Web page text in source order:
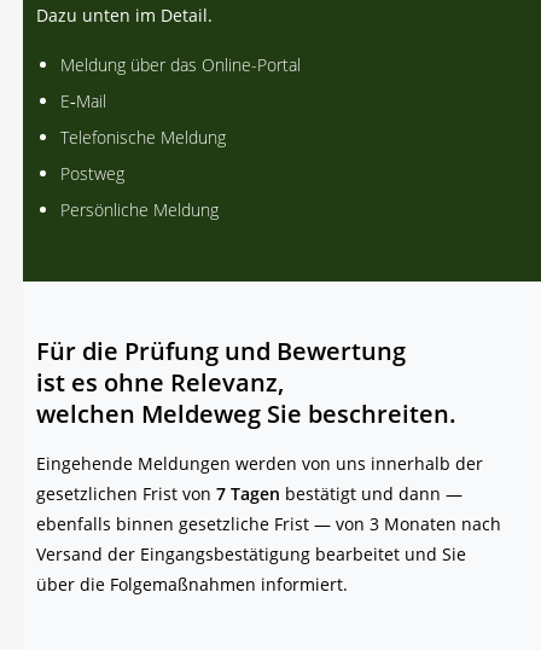
Dazu unten im Detail.
Mel­dung über das Online-Portal
E‑Mail
Tele­fo­ni­sche Meldung
Post­weg
Per­sön­li­che Meldung
Für die Prü­fung und Bewertung
ist es ohne Relevanz,
wel­chen Mel­de­weg Sie beschreiten.
Ein­ge­hen­de Mel­dun­gen wer­den von uns inner­halb der
gesetz­li­chen Frist von 7 Tagen bestä­tigt und dann —
eben­falls bin­nen gesetz­li­che Frist — von 3 Mona­ten nach
Ver­sand der Ein­gangs­be­stä­ti­gung bear­bei­tet und Sie
über die Fol­ge­maß­nah­men informiert.